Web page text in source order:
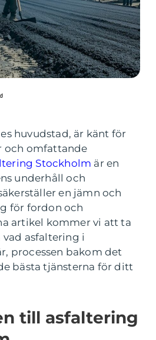
huvudstad, är känt för
och omfattande
Stockholm är en
underhåll och
en jämn och
för fordon och
artikel kommer vi att ta
asfaltering i
processen bakom det
bästa tjänsterna för ditt
till asfaltering